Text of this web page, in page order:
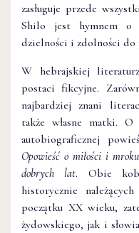
zasługuje przede
Shilo jest hymnem o
dzielności i zdolności do
W hebrajskiej
postaci fikcyjne.
najbardziej znani
także własne matki.
autobiograficznej
Opowieść o miłości i mroku
dobrych lat. Obie
historycznie
początku XX wieku,
żydowskiego, jak i